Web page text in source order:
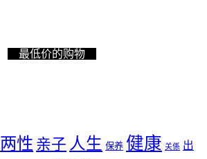
最低价的购物
两性 亲子 人生 保养 健康 关係 出